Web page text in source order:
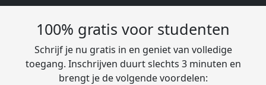
100% gratis voor studenten
Schrijf je nu gratis in en geniet van volledige
toegang. Inschrijven duurt slechts 3 minuten en
brengt je de volgende voordelen: